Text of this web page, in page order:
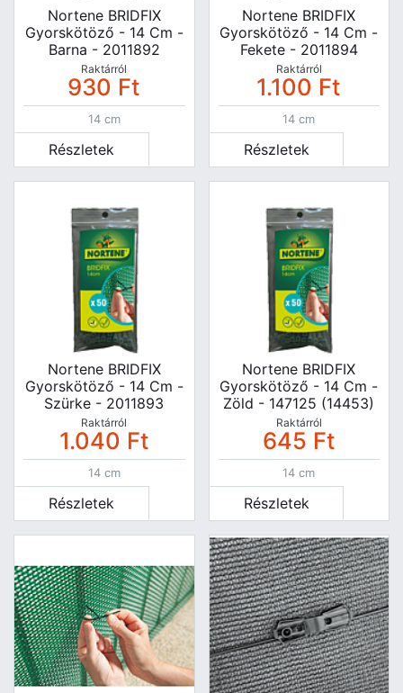
Nortene BRIDFIX
Gyorskötöző - 14 Cm -
Barna - 2011892
Raktárról
930 Ft
14 cm
Részletek
Nortene BRIDFIX
Gyorskötöző - 14 Cm -
Fekete - 2011894
Raktárról
1.100 Ft
14 cm
Részletek
Nortene BRIDFIX
Gyorskötöző - 14 Cm -
Szürke - 2011893
Raktárról
1.040 Ft
14 cm
Részletek
Nortene BRIDFIX
Gyorskötöző - 14 Cm -
Zöld - 147125 (14453)
50db/csomag
Raktárról
645 Ft
14 cm
Részletek